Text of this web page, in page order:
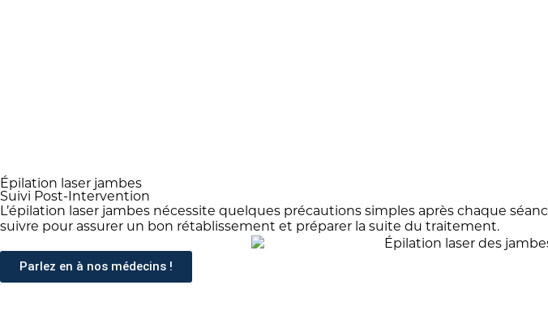
Épilation laser jambes
Suivi Post-Intervention
L’épilation laser jambes nécessite quelques précautions simples après chaque
suivre pour assurer un bon rétablissement et préparer la suite du traitement.
Parlez en à nos médecins !